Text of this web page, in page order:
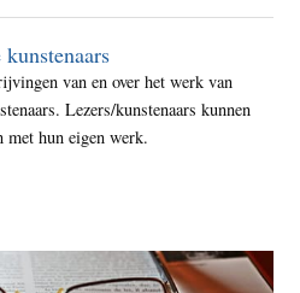
van en over het werk van
Lezers/kunstenaars kunnen
met hun eigen werk.